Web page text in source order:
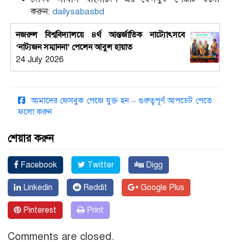
করুন: dailysabasbd
নজরুল বিশ্ববিদ্যালয়ে ৪র্থ আন্তর্জাতিক নাট্যোৎসবে
‘নাট্যজন সম্মাননা’ পেলেন আবুল হায়াত
24 July 2026
আমাদের ফেসবুক পেজে যুক্ত হন – গুরুত্বপূর্ণ আপডেট পেতে
ফলো করুন
শেয়ার করুন
Facebook Twitter Digg
Linkedin Reddit Google Plus
Pinterest Print
Comments are closed.